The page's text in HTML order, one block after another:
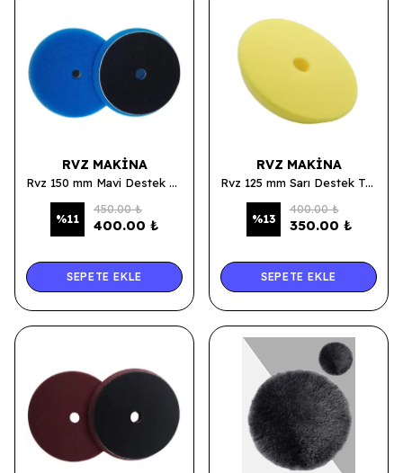
RVZ MAKINA
Rvz 150 mm Mavi Destek Tabanlı Kalın ve İnce Pasta Süngeri
%11
450.00 ₺
400.00 ₺
SEPETE EKLE
RVZ MAKINA
Rvz 125 mm Sarı Destek Tabanlı İnce Pasta Süngeri
%13
400.00 ₺
350.00 ₺
SEPETE EKLE